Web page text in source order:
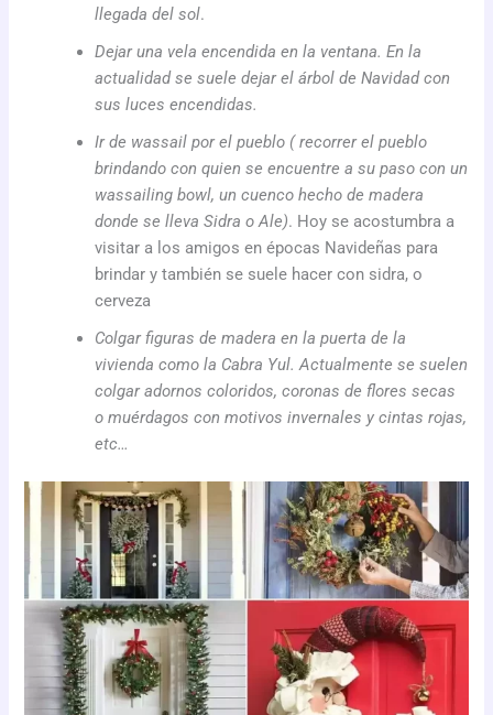
llegada del sol.
Dejar una vela encendida en la ventana. En la
actualidad se suele dejar el árbol de Navidad con
sus luces encendidas.
Ir de wassail​por el pueblo ( recorrer el pueblo
brindando con quien se encuentre a su paso con un
wassailing bowl, un cuenco hecho de madera
donde se lleva Sidra o Ale). Hoy se acostumbra a
visitar a los amigos en épocas Navideñas para
brindar y también se suele hacer con sidra, o
cerveza
Colgar figuras de madera en la puerta de la
vivienda como la Cabra Yul. Actualmente se suelen
colgar adornos coloridos, coronas de flores secas
o muérdagos con motivos invernales y cintas rojas,
etc…